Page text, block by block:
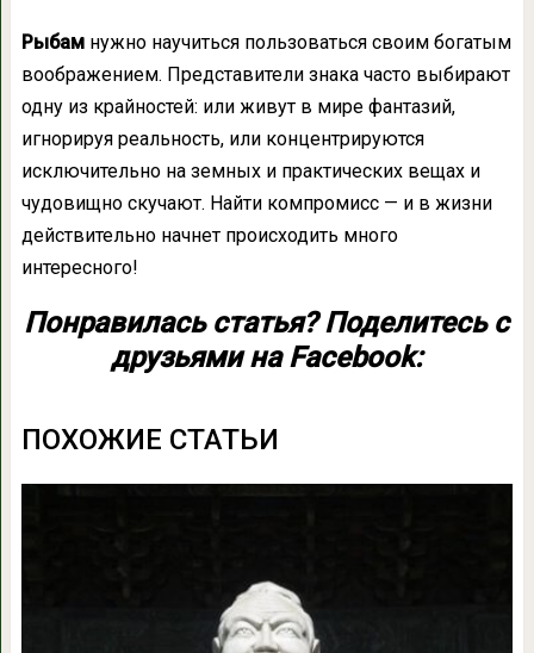
Рыбамнужно научиться пользоваться своим богатым
воображением. Представители знака часто выбирают
одну из крайностей: или живут в мире фантазий,
игнорируя реальность, или концентрируются
исключительно на земных и практических вещах и
чудовищно скучают. Найти компромисс — и в жизни
действительно начнет происходить много
интересного!
Понравилась статья? Поделитесь с
друзьями на Facebook:
ПОХОЖИЕ СТАТЬИ